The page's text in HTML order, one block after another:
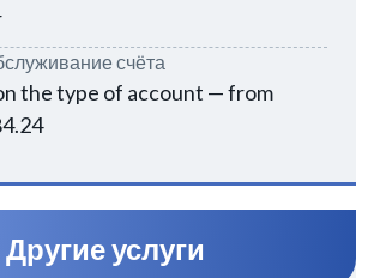
счёта
the type of account — from
Другие услуги